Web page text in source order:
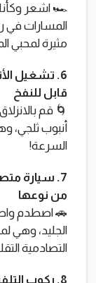
🏎️ اشعر
المسارات في
مثيرة لمحبي
6. تشغيل
قابل للنفخ
🌀 قم
أنبوب ثلجي،
السرعة!
7. سيارة
من نوعها
🚗 اصطدم
الجليد، وهي
التصادمية
8. ركوب